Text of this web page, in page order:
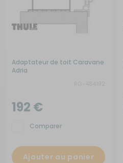
Adaptateur de toit Caravane
Adria
192 €
Comparer
Ajouter au panier